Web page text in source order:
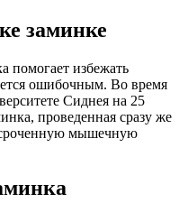
заминке
помогает избежать
ошибочным. Во время
Сиднея на 25
проведенная сразу же
мышечную